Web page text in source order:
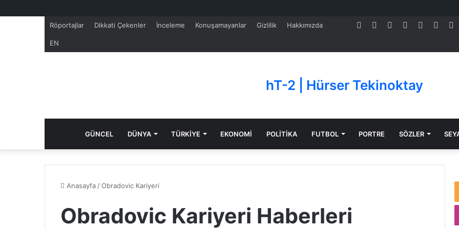
Röportajlar Dikkati Çekenler İnceleme Konuşamayanlar Gizlilik Hakkımızda
EN
YouTube
LinkedIn
Pinterest
Twitter
Facebook
hT-2 | Hürser Tekinoktay
GÜNCEL DÜNYA TÜRKİYE EKONOMİ POLİTİKA FUTBOL PORTRE SÖZLER
Anasayfa /Obradovic Kariyeri
Obradovic Kariyeri Haberleri